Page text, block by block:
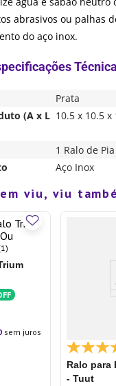
abrasivos ou palhas
do aço inox.
Prata
(A x L 10.5 x 10.5 x
1 Ralo de Pia
Aço Inox
viu, viu
sem juros
Ralo para
- Tuut